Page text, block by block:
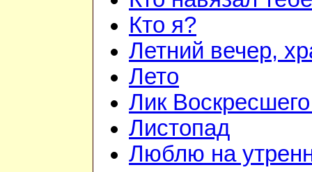
Кто я?
Летний вечер,
Лето
Лик
Листопад
Люблю на